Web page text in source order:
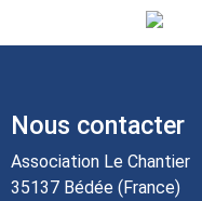
Nous contacter
Association Le Chantier
35137 Bédée (France)